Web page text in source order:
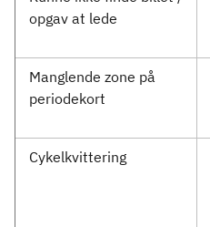
opgav at lede
Manglende zone på
periodekort
Cykelkvittering